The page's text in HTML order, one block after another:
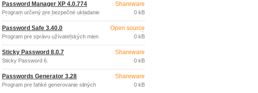
Password Manager XP 4.0.774
Program určený pre bezpečné ukladanie
dôverných informácií (prihlasovacích
mien, hesiel, PIN kódov, čísel kreditných
kariet, a pod.
Shareware
0 kB
Password Safe 3.40.0
Program pre správu užívateľských mien
a hesiel (generovanie bezpečných
hesiel, rôzne spôsoby triedenia,…).
Open source
(gpl)
0 kB
Sticky Password 8.0.7
Sticky Password 6.
Shareware
0 kB
Passwords Generator 3.28
Program pre ľahké generovanie silných
Shareware
0 kB